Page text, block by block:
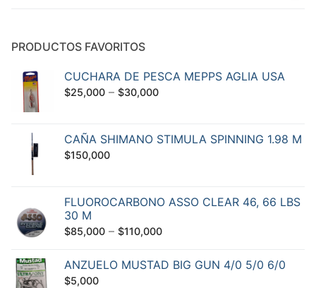
PRODUCTOS FAVORITOS
CUCHARA DE PESCA MEPPS AGLIA USA
$25,000 – $30,000
CAÑA SHIMANO STIMULA SPINNING 1.98 M
$150,000
FLUOROCARBONO ASSO CLEAR 46, 66 LBS
30 M
$85,000 – $110,000
ANZUELO MUSTAD BIG GUN 4/0 5/0 6/0
$5,000